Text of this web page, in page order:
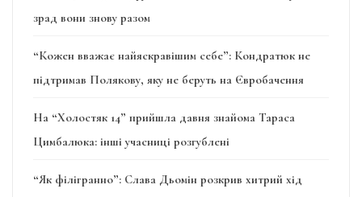
зрад вони знову разом
“Кожен вважає найяскравішим себе”: Кондратюк не
підтримав Полякову, яку не беруть на Євробачення
На “Холостяк 14” прийшла давня знайома Тараса
Цимбалюка: інші учасниці розгублені
“Як філігранно”: Слава Дьомін розкрив хитрий хід